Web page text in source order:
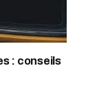
: conseils